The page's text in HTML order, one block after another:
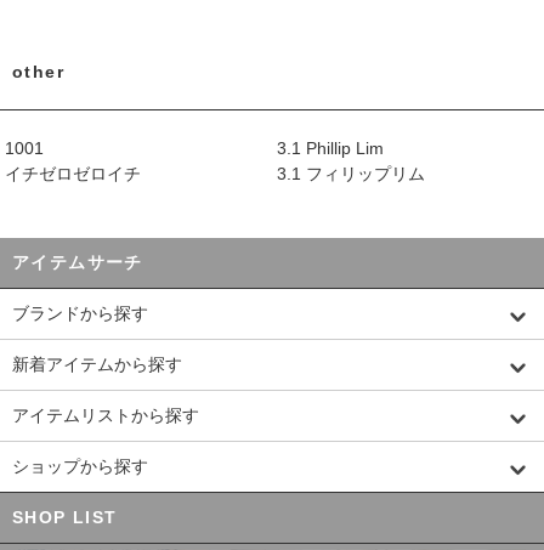
other
1001
イチゼロゼロイチ
3.1 Phillip Lim
3.1 フィリップリム
アイテムサーチ
ブランドから探す
新着アイテムから探す
アイテムリストから探す
ショップから探す
SHOP LIST